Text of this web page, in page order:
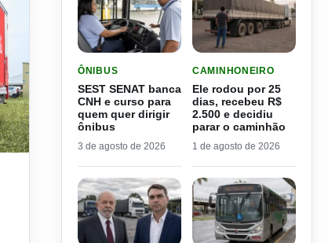
ÔNIBUS
SEST SENAT banca
CNH e curso para
quem quer dirigir
ônibus
3 de agosto de 2026
CAMINHONEIRO
Ele rodou por 25
dias, recebeu R$
2.500 e decidiu
parar o caminhão
1 de agosto de 2026